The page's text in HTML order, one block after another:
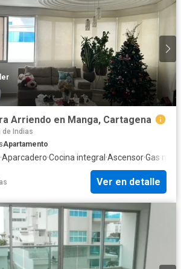
Arriendo en Manga, Cartagena
de Indias
Apartamento
·Aparcadero·Cocina integral ·Ascensor·Gas
Ver en detalle